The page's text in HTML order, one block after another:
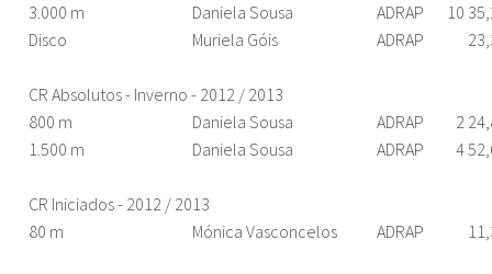
3.000 m
Daniela Sousa ADRAP
10
Disco
Muriela Góis ADRAP
CR Absolutos - Inverno - 2012 / 2013
800 m
Daniela Sousa ADRAP
2
1.500 m
Daniela Sousa ADRAP 4
CR Iniciados - 2012 / 2013
80 m
Mónica Vasconcelos ADRAP